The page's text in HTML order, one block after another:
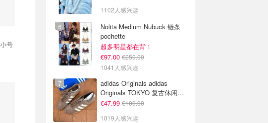
1102人感兴趣
Nolita Medium Nubuck 链条
pochette
超多明星都在背！
€97.00 €250.00
1041人感兴趣
adidas Originals adidas
Originals TOKYO 复古休闲鞋
深棕色
€47.99 €100.00
1019人感兴趣